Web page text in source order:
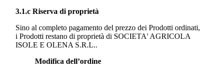
3.1.c Riserva di proprietà
Sino al completo pagamento del prezzo dei Prodotti ordinati,
i Prodotti restano di proprietà di SOCIETA' AGRICOLA
ISOLE E OLENA S.R.L..
Modifica dell’ordine